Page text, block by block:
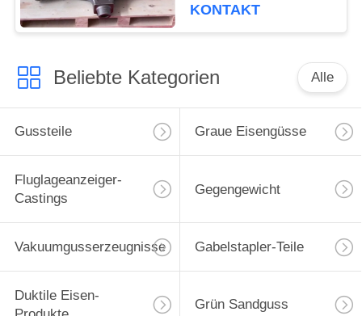
KONTAKT
Beliebte Kategorien Alle
Gussteile Graue Eisengüsse
Fluglageanzeiger-
Castings
Gegengewicht
Vakuumgusserzeugnisse Gabelstapler-Teile
Duktile Eisen-
Grün Sandguss